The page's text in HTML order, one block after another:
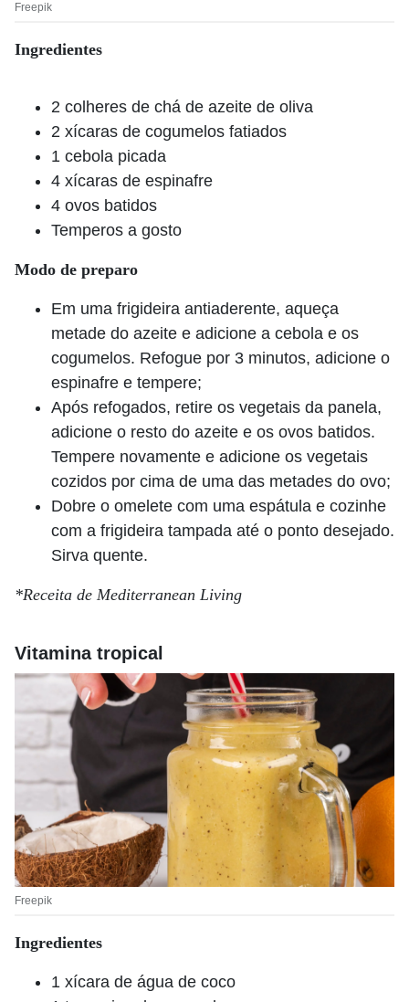
Freepik
Ingredientes
2 colheres de chá de azeite de oliva
2 xícaras de cogumelos fatiados
1 cebola picada
4 xícaras de espinafre
4 ovos batidos
Temperos a gosto
Modo de preparo
Em uma frigideira antiaderente, aqueça
metade do azeite e adicione a cebola e os
cogumelos. Refogue por 3 minutos, adicione o
espinafre e tempere;
Após refogados, retire os vegetais da panela,
adicione o resto do azeite e os ovos batidos.
Tempere novamente e adicione os vegetais
cozidos por cima de uma das metades do ovo;
Dobre o omelete com uma espátula e cozinhe
com a frigideira tampada até o ponto desejado.
Sirva quente.
*Receita de Mediterranean Living
Vitamina tropical
Freepik
Ingredientes
1 xícara de água de coco